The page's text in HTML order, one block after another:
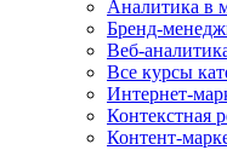
Аналитика в
Бренд-
Веб-
Все курсы
Интернет-
Контекстная
Контент-